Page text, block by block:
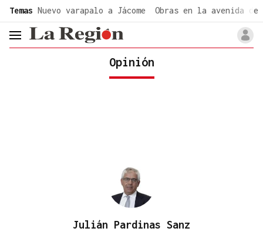
Temas Nuevo varapalo a Jácome Obras en la avenida de
header.menu.open
Opinión
Julián Pardinas Sanz